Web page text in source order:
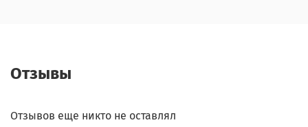
Отзывы
Отзывов еще никто не оставлял